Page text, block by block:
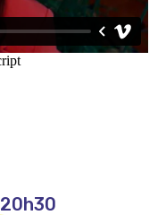
20h30